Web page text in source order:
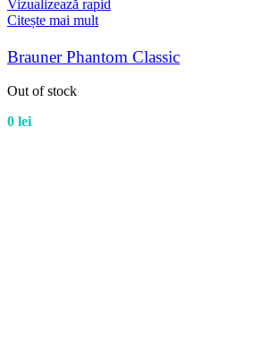
Vizualizează rapid
Citește mai mult
Brauner Phantom Classic
Out of stock
0 lei